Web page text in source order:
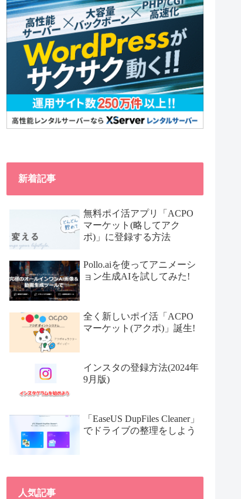
新着記事
無料ポイ活アプリ「ACPO
マーケット(略してアク
ポ)」に登録する方法
Pollo.aiを使ってアニメーシ
ョン生成AIを試してみた!
全く新しいポイ活「ACPO
マーケット(アクポ)」誕生!
インスタの登録方法(2024年
9月版)
「EaseUS DupFiles Cleaner」
でドライブの整理をしよう
人気記事